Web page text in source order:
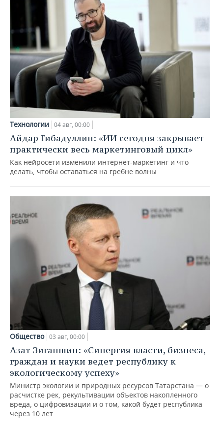
Технологии 04 авг, 00:00
Айдар Гибадуллин: «ИИ сегодня закрывает
практически весь маркетинговый цикл»
Как нейросети изменили интернет-маркетинг и что
делать, чтобы оставаться на гребне волны
Общество 03 авг, 00:00
Азат Зиганшин: «Синергия власти, бизнеса,
граждан и науки ведет республику к
экологическому успеху»
Министр экологии и природных ресурсов Татарстана — о
расчистке рек, рекультивации объектов накопленного
вреда, о цифровизации и о том, какой будет республика
через 10 лет